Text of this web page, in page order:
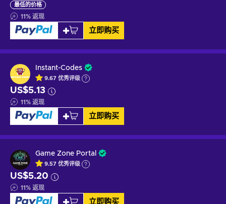
最低的价格
11% 返现
立即购买
Instant-Codes
9.67 优秀评级
US$5.13
11% 返现
立即购买
Game Zone Portal
9.57 优秀评级
US$5.20
11% 返现
立即购买